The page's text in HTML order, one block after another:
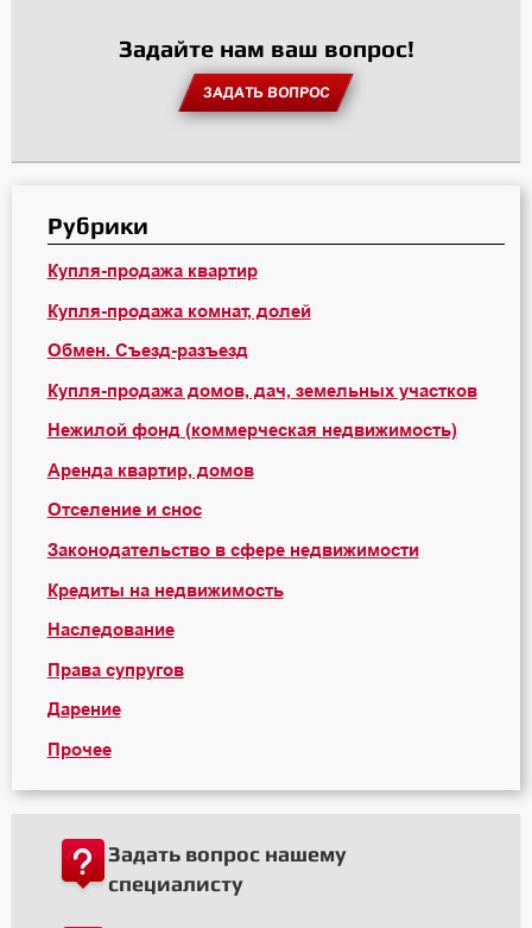
Задайте нам ваш вопрос!
ЗАДАТЬ ВОПРОС
Рубрики
Купля-продажа квартир
Купля-продажа комнат, долей
Обмен. Съезд-разъезд
Купля-продажа домов, дач, земельных участков
Нежилой фонд (коммерческая недвижимость)
Аренда квартир, домов
Отселение и снос
Законодательство в сфере недвижимости
Кредиты на недвижимость
Наследование
Права супругов
Дарение
Прочее
Задать вопрос нашему
специалисту